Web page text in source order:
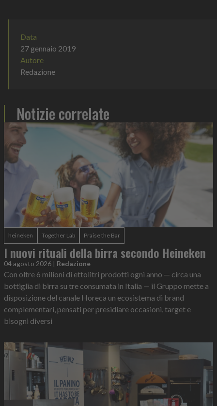
Data
27 gennaio 2019
Autore
Redazione
Notizie correlate
heineken Together Lab Praise the Bar
I nuovi rituali della birra secondo Heineken
04 agosto 2026 | Redazione
Con oltre 6 milioni di ettolitri prodotti ogni anno — circa una
bottiglia di birra su tre consumata in Italia — il Gruppo mette a
disposizione del canale Horeca un ecosistema di brand
complementari, pensati per presidiare occasioni, target e
bisogni diversi